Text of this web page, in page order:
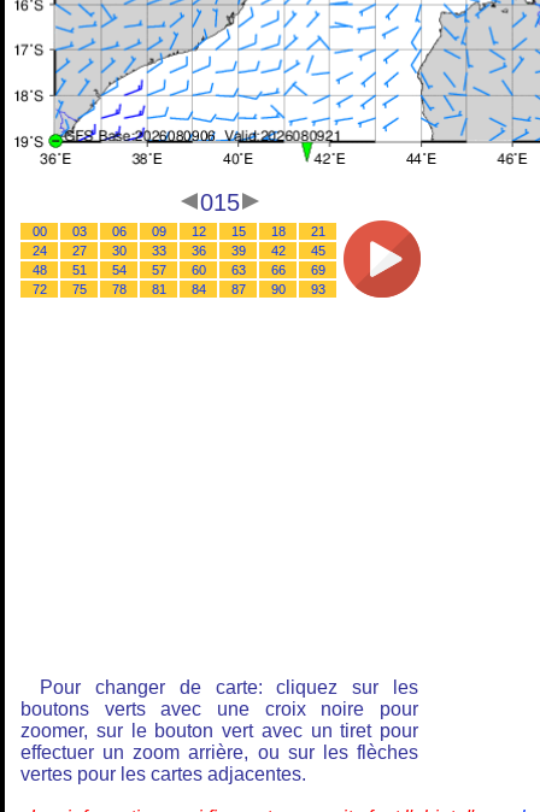
015
00 03 06 09 12 15 18
21
24
27 30 33 36 39 42
45
48
51 54 57 60 63 66
69
72
75 78 81 84 87 90 93
Pour changer de carte: cliquez sur les
boutons verts avec une croix noire pour
zoomer, sur le bouton vert avec un tiret pour
effectuer un zoom arrière, ou sur les flèches
vertes pour les cartes adjacentes.